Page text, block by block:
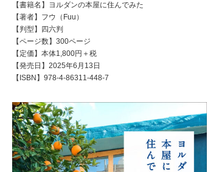
【書籍名】ヨルダンの本屋に住んでみた
【著者】フウ（Fuu）
【判型】四六判
【ページ数】300ページ
【定価】本体1,800円＋税
【発売日】2025年6月13日
【ISBN】978-4-86311-448-7